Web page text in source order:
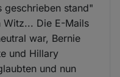
geschrieben stand"
Die E-Mails
war, Bernie
und Hillary
und nun